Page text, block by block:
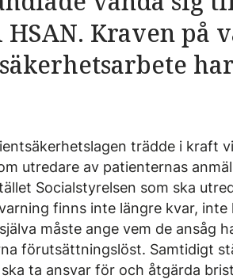
Kraven på
trädde i kraft
utredare av patienternas
Socialstyrelsen som ska
finns inte längre kvar,
måste ange vem de ansåg
förutsättningslöst. Samtidigt
ta ansvar för och åtgärda